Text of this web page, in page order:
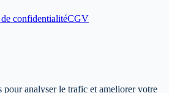
confidentialitéCGV
pour analyser le trafic et ameliorer votre